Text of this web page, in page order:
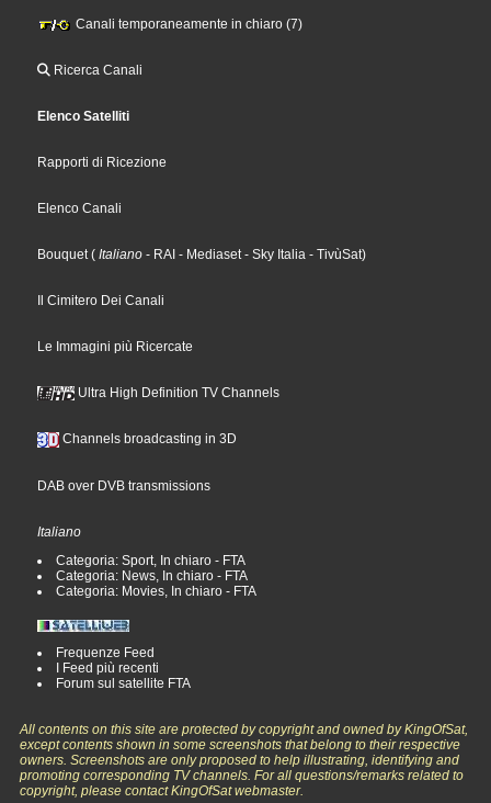
Canali temporaneamente in chiaro (7)
Ricerca Canali
Elenco Satelliti
Rapporti di Ricezione
Elenco Canali
Bouquet( Italiano - RAI - Mediaset- Sky Italia - TivùSat)
Il Cimitero Dei Canali
Le Immagini più Ricercate
Ultra High Definition TV Channels
Channels broadcasting in 3D
DAB over DVB transmissions
Italiano
Categoria: Sport, In chiaro - FTA
Categoria: News, In chiaro - FTA
Categoria: Movies, In chiaro - FTA
Frequenze Feed
I Feed più recenti
Forum sul satellite FTA
All contents on this site are protected by copyright and owned by KingOfSat,
except contents shown in some screenshots that belong to their respective
owners. Screenshots are only proposed to help illustrating, identifying and
promoting corresponding TV channels. For all questions/remarks related to
copyright, please contact KingOfSat webmaster.